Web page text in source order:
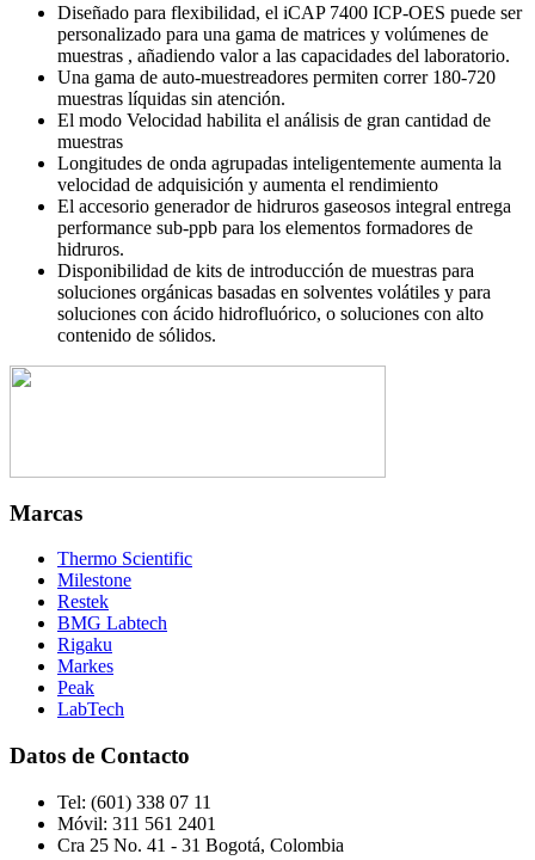
Diseñado para flexibilidad, el iCAP 7400 ICP-OES puede ser
personalizado para una gama de matrices y volúmenes de
muestras , añadiendo valor a las capacidades del laboratorio.
Una gama de auto-muestreadores permiten correr 180-720
muestras líquidas sin atención.
El modo Velocidad habilita el análisis de gran cantidad de
muestras
Longitudes de onda agrupadas inteligentemente aumenta la
velocidad de adquisición y aumenta el rendimiento
El accesorio generador de hidruros gaseosos integral entrega
performance sub-ppb para los elementos formadores de
hidruros.
Disponibilidad de kits de introducción de muestras para
soluciones orgánicas basadas en solventes volátiles y para
soluciones con ácido hidrofluórico, o soluciones con alto
contenido de sólidos.
Marcas
Thermo Scientific
Milestone
Restek
BMG Labtech
Rigaku
Markes
Peak
LabTech
Datos de Contacto
Tel: (601) 338 07 11
Móvil: 311 561 2401
Cra 25 No. 41 - 31 Bogotá, Colombia